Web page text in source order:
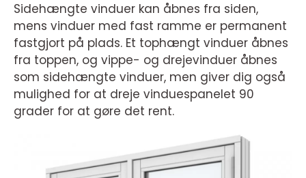
Sidehængte vinduer kan åbnes fra siden,
mens vinduer med fast ramme er permanent
fastgjort på plads. Et tophængt vinduer åbnes
fra toppen, og vippe- og drejevinduer åbnes
som sidehængte vinduer, men giver dig også
mulighed for at dreje vinduespanelet 90
grader for at gøre det rent.